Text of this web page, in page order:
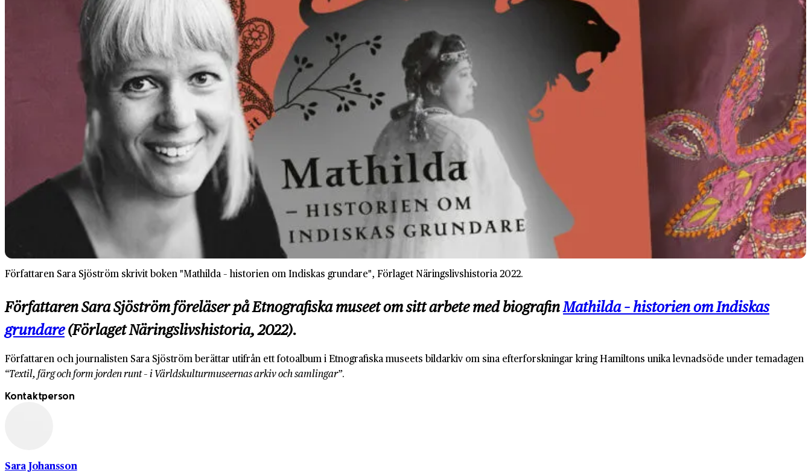
Författaren Sara Sjöström skrivit boken "Mathilda – historien om Indiskas grundare", Förlaget Näringslivshistoria 2022.
Författaren Sara Sjöström föreläser på Etnografiska museet om sitt arbete med biografinMathilda – historien om Indiskas
grundare(Förlaget Näringslivshistoria, 2022).
Författaren och journalisten Sara Sjöström berättar utifrån ett fotoalbum i Etnografiska museets bildarkiv om sina efterforskningar kring Hamiltons unika levnadsöde under temadagen
“Textil, färg och form jorden runt – i Världskulturmuseernas arkiv och samlingar”.
Kontaktperson
Sara Johansson